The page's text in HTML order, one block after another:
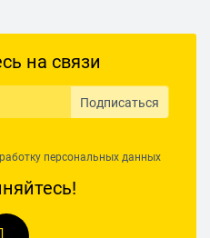
на связи
Подписаться
персональных данных